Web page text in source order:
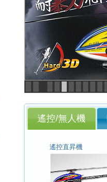
遙控/無人機
遙控直昇機